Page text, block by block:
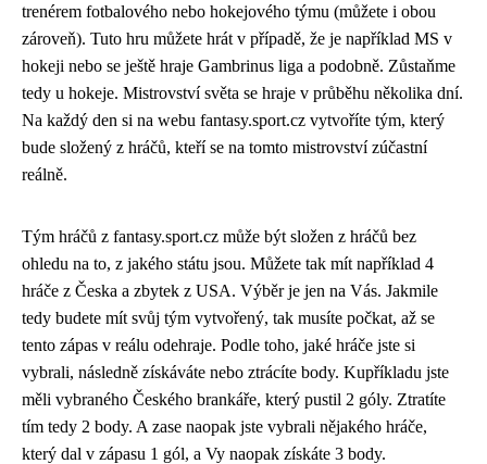
trenérem fotbalového nebo hokejového týmu (můžete i obou
zároveň). Tuto hru můžete hrát v případě, že je například MS v
hokeji nebo se ještě hraje Gambrinus liga a podobně. Zůstaňme
tedy u hokeje. Mistrovství světa se hraje v průběhu několika dní.
Na každý den si na webu fantasy.sport.cz vytvoříte tým, který
bude složený z hráčů, kteří se na tomto mistrovství zúčastní
reálně.
Tým hráčů z fantasy.sport.cz může být složen z hráčů bez
ohledu na to, z jakého státu jsou. Můžete tak mít například 4
hráče z Česka a zbytek z USA. Výběr je jen na Vás. Jakmile
tedy budete mít svůj tým vytvořený, tak musíte počkat, až se
tento zápas v reálu odehraje. Podle toho, jaké hráče jste si
vybrali, následně získáváte nebo ztrácíte body. Kupříkladu jste
měli vybraného Českého brankáře, který pustil 2 góly. Ztratíte
tím tedy 2 body. A zase naopak jste vybrali nějakého hráče,
který dal v zápasu 1 gól, a Vy naopak získáte 3 body.